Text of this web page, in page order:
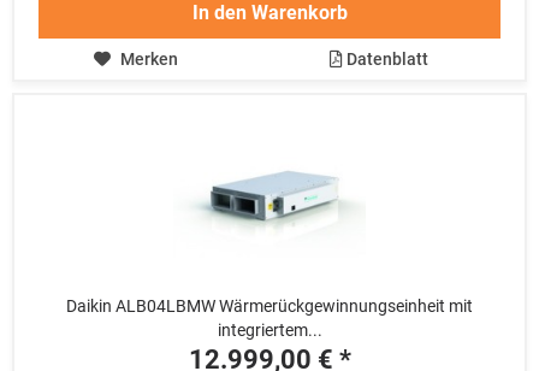
In den Warenkorb
Merken Datenblatt
Daikin ALB04LBMW Wärmerückgewinnungseinheit mit
integriertem...
12.999,00 € *